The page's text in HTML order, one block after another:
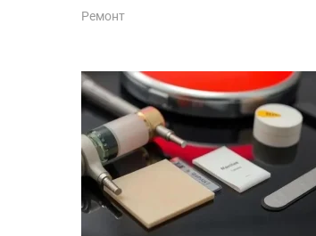
Ремонт